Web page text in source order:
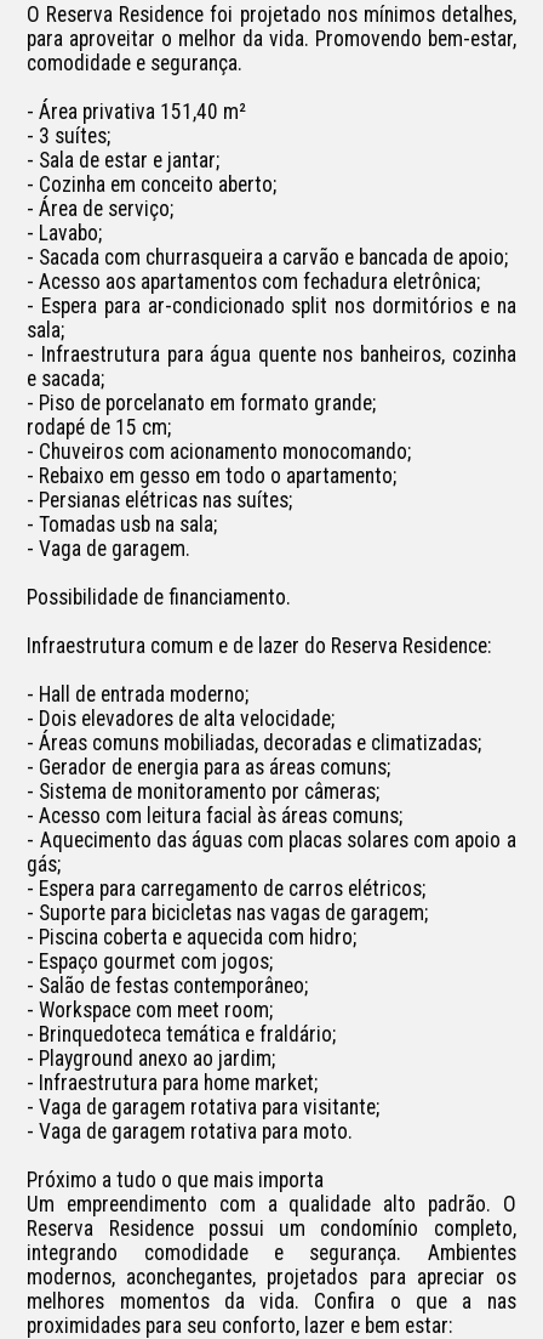
O Reserva Residence foi projetado nos mínimos detalhes,
para aproveitar o melhor da vida. Promovendo bem-estar,
comodidade e segurança.
- Área privativa 151,40 m²
- 3 suítes;
- Sala de estar e jantar;
- Cozinha em conceito aberto;
- Área de serviço;
- Lavabo;
- Sacada com churrasqueira a carvão e bancada de apoio;
- Acesso aos apartamentos com fechadura eletrônica;
- Espera para ar-condicionado split nos dormitórios e na
sala;
- Infraestrutura para água quente nos banheiros, cozinha
e sacada;
- Piso de porcelanato em formato grande;
rodapé de 15 cm;
- Chuveiros com acionamento monocomando;
- Rebaixo em gesso em todo o apartamento;
- Persianas elétricas nas suítes;
- Tomadas usb na sala;
- Vaga de garagem.
Possibilidade de financiamento.
Infraestrutura comum e de lazer do Reserva Residence:
- Hall de entrada moderno;
- Dois elevadores de alta velocidade;
- Áreas comuns mobiliadas, decoradas e climatizadas;
- Gerador de energia para as áreas comuns;
- Sistema de monitoramento por câmeras;
- Acesso com leitura facial às áreas comuns;
- Aquecimento das águas com placas solares com apoio a
gás;
- Espera para carregamento de carros elétricos;
- Suporte para bicicletas nas vagas de garagem;
- Piscina coberta e aquecida com hidro;
- Espaço gourmet com jogos;
- Salão de festas contemporâneo;
- Workspace com meet room;
- Brinquedoteca temática e fraldário;
- Playground anexo ao jardim;
- Infraestrutura para home market;
- Vaga de garagem rotativa para visitante;
- Vaga de garagem rotativa para moto.
Próximo a tudo o que mais importa
Um empreendimento com a qualidade alto padrão. O
Reserva Residence possui um condomínio completo,
integrando comodidade e segurança. Ambientes
modernos, aconchegantes, projetados para apreciar os
melhores momentos da vida. Confira o que a nas
proximidades para seu conforto, lazer e bem estar: